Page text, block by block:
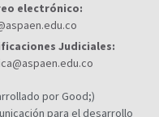
electrónico:
Judiciales:
por Good;)
para el desarrollo